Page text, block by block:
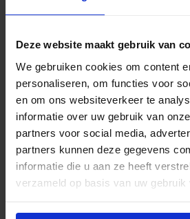
Deze website maakt gebruik van
We gebruiken cookies om content
personaliseren, om functies voor
en om ons websiteverkeer te
informatie over uw gebruik van
partners voor social media,
partners kunnen deze gegevens
informatie die u aan ze heeft
verzameld op basis van uw gebruik
Philips CorePro LED bulb
mat glas -
Levertijd 4-6
€5,45 excl.
€6,59 incl.btw